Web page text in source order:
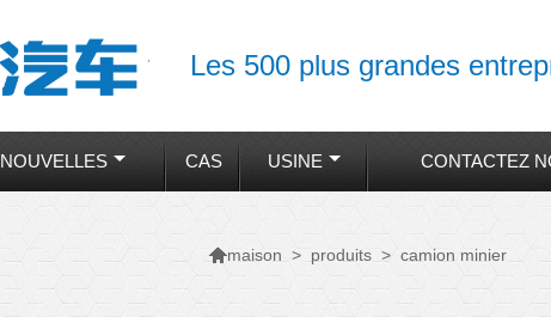
Les 500 plus grandes
NOUVELLES CAS USINE CONTACTEZ
maison > produits > camion minier